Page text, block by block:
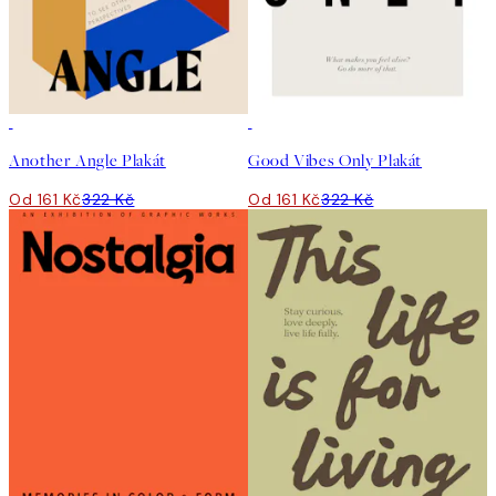
Another Angle Plakát
Od 161 Kč322 Kč
Good Vibes Only Plakát
Od 161 Kč322 Kč